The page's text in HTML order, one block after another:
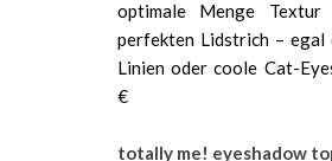
optimale Menge
perfekten Lidstrich – egal
Linien oder coole Cat-
€
totally me! eyeshadow